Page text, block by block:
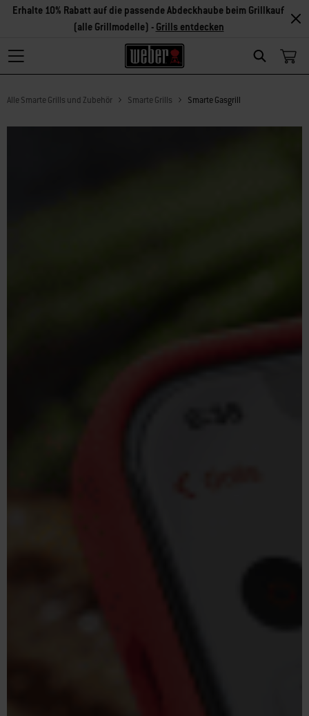
Search
Erhalte 10% Rabatt auf die passende Abdeckhaube beim Grillkauf
(alle Grillmodelle) - Grills entdecken
Alle Smarte Grills und Zubehör Smarte Grills Smarte Gasgrill